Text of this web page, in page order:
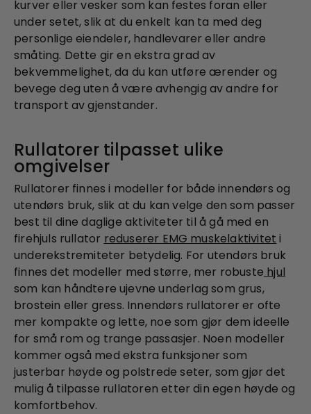
kurver eller vesker som kan festes foran eller
under setet, slik at du enkelt kan ta med deg
personlige eiendeler, handlevarer eller andre
småting. Dette gir en ekstra grad av
bekvemmelighet, da du kan utføre ærender og
bevege deg uten å være avhengig av andre for
transport av gjenstander.
Rullatorer tilpasset ulike
omgivelser
Rullatorer finnes i modeller for både innendørs og
utendørs bruk, slik at du kan velge den som passer
best til dine daglige aktiviteter til å gå med en
firehjuls rullator reduserer EMG muskelaktivitet i
underekstremiteter betydelig. For utendørs bruk
finnes det modeller med større, mer robuste hjul
som kan håndtere ujevne underlag som grus,
brostein eller gress. Innendørs rullatorer er ofte
mer kompakte og lette, noe som gjør dem ideelle
for små rom og trange passasjer. Noen modeller
kommer også med ekstra funksjoner som
justerbar høyde og polstrede seter, som gjør det
mulig å tilpasse rullatoren etter din egen høyde og
komfortbehov.